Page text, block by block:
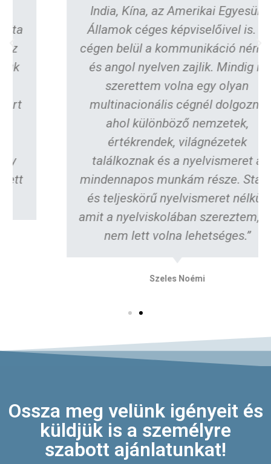
India, Kína, az Amerikai Egyesült
Államok céges képviselőivel is. A
cégen belül a kommunikáció német
és angol nyelven zajlik. Mindig is
szerettem volna egy olyan
multinacionális cégnél dolgozni,
ahol különböző nemzetek,
értékrendek, világnézetek
találkoznak és a nyelvismeret a
mindennapos munkám része. Stabil
és teljeskörű nyelvismeret nélkül,
amit a nyelviskolában szereztem, ez
nem lett volna lehetséges.”
Szeles Noémi
Ossza meg velünk igényeit és
küldjük is a személyre
szabott ajánlatunkat!